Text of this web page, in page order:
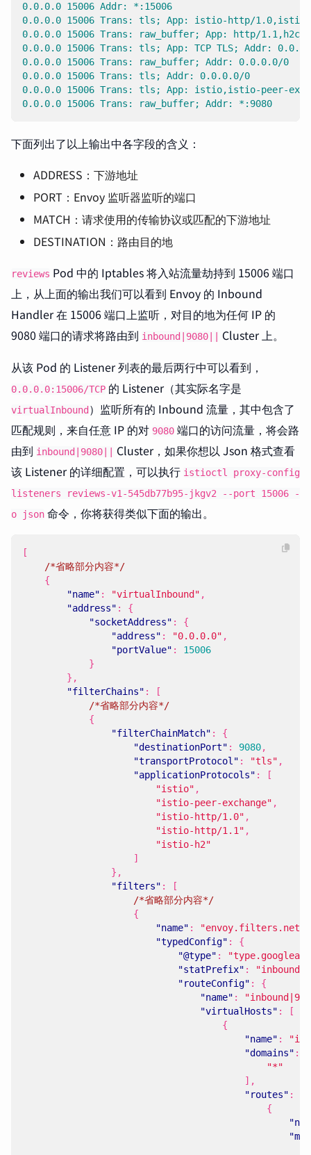
0.0.0.0 15006 Addr: *:15006
0.0.0.0 15006 Trans: tls; App: istio-http/
0.0.0.0 15006 Trans: raw_buffer; App: http/
0.0.0.0 15006 Trans: tls; App: TCP TLS;
0.0.0.0 15006 Trans: raw_buffer; Addr:
0.0.0.0 15006 Trans: tls; Addr: 0.0.0.0/0
0.0.0.0 15006 Trans: tls; App: istio,istio-peer-
0.0.0.0 15006 Trans: raw_buffer; Addr:
下面列出了以上输出中各字段的含义：
ADDRESS：下游地址
PORT：Envoy 监听器监听的端口
MATCH：请求使用的传输协议或匹配的下游地址
DESTINATION：路由目的地
reviews Pod 中的 Iptables 将入站流量劫持到 15006 端口
上，从上面的输出我们可以看到 Envoy 的 Inbound
Handler 在 15006 端口上监听，对目的地为任何 IP 的
9080 端口的请求将路由到 inbound|9080||
Cluster 上。
从该 Pod 的 Listener 列表的最后两行中可以看到，
0.0.0.0:15006/TCP 的 Listener（其实际名字是
virtualInbound ）监听所有的 Inbound 流量，其中包含了
匹配规则，来自任意 IP 的对 9080 端口的访问流量，将会路
由到 inbound|9080||
Cluster，如果你想以 Json 格式查看
该 Listener 的详细配置，可以执行 istioctl proxy-config
listeners reviews-v1-545db77b95-jkgv2 --port 15006 -
o json 命令，你将获得类似下面的输出。
[
/*省略部分内容*/
{
"name" : "virtualInbound" ,
"address" :
{
"socketAddress" :
{
"address" : "0.0.0.0" ,
"portValue" :
15006
}
},
"filterChains" :
[
/*省略部分内容*/
{
"filterChainMatch" :
{
"destinationPort" : 9080,
"transportProtocol" : "tls" ,
"applicationProtocols" :
[
"istio" ,
"istio-peer-exchange" ,
"istio-http/1.0" ,
"istio-http/1.1" ,
"istio-h2"
]
},
"filters" :
[
/*省略部分内容*/
{
"name" :
"typedConfig" :
{
"@type" :
"statPrefix" :
"routeConfig" :
{
"name" :
"virtualHosts" :
[
{
"name" :
"domains" :
"*"
],
"routes" :
{